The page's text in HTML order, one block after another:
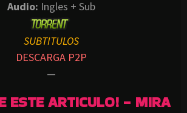
Audio: Ingles + Sub
SUBTITULOS
DESCARGA P2P
—
ESTE ARTICULO! - MIRA